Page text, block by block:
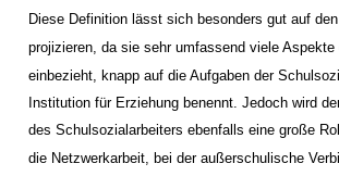
Diese Definition lässt sich besonders gut auf
projizieren, da sie sehr umfassend viele
einbezieht, knapp auf die Aufgaben der
Institution für Erziehung benennt. Jedoch wird
des Schulsozialarbeiters ebenfalls eine große
die Netzwerkarbeit, bei der außerschulische